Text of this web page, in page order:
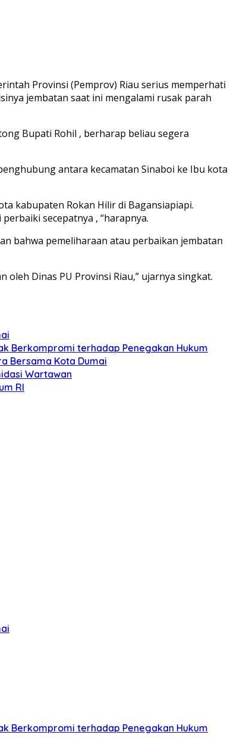
Provinsi (Pemprov) Riau serius memperhati
jembatan saat ini mengalami rusak parah
Bupati Rohil , berharap beliau segera
antara kecamatan Sinaboi ke Ibu kota
kabupaten Rokan Hilir di Bagansiapiapi.
secepatnya , “harapnya.
bahwa pemeliharaan atau perbaikan jembatan
Dinas PU Provinsi Riau,” ujarnya singkat.
Berkompromi terhadap Penegakan Hukum
Bersama Kota Dumai
Wartawan
RI
Berkompromi terhadap Penegakan Hukum